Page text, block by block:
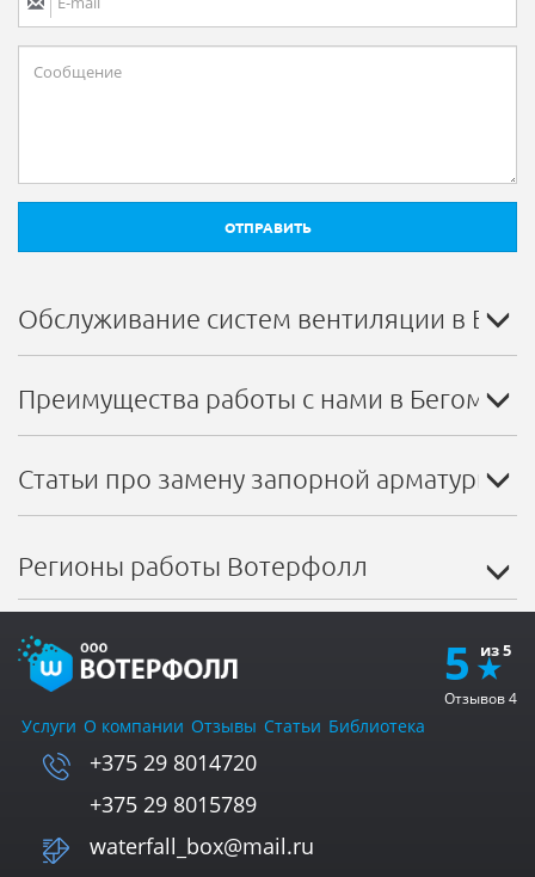
ОТПРАВИТЬ
Обслуживание систем вентиляции в
Преимущества работы с нами в Бегомле
Статьи про замену запорной арматуры в
Регионы работы Вотерфолл
5
Отзывов4
Услуги О компании Отзывы Статьи Библиотека
+375 29 8014720
+375 29 8015789
waterfall_box@mail.ru